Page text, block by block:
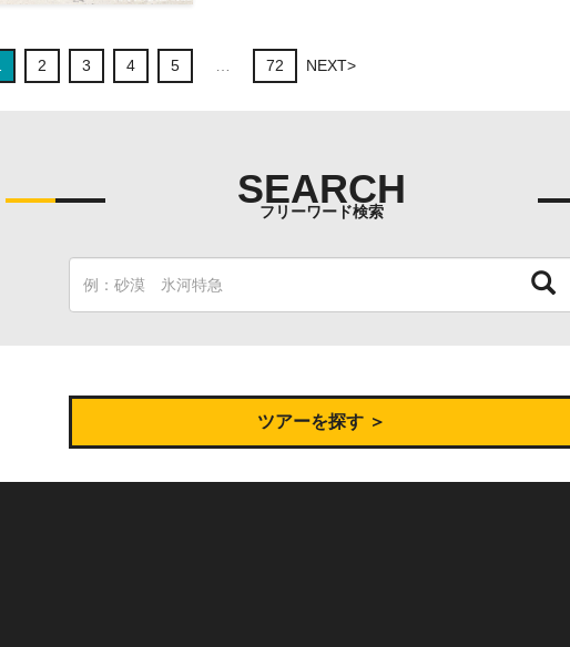
2 3 4 5 72 NEXT>
SEARCH
フリーワード検索
ツアーを探す ＞